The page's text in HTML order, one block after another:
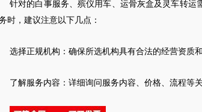
针对的白事服务、殡仪用车、运骨灰盒及 灵车转运
时，建议注意以下几点：
选择正规机构：确保所选机构具有合法的经营资质
了解服务内容：详细询问服务内容、价格、流程等